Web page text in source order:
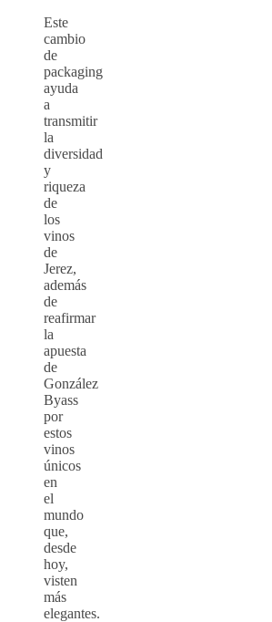
Este
cambio
de
packaging
ayuda
a
transmitir
la
diversidad
y
riqueza
de
los
vinos
de
Jerez,
además
de
reafirmar
la
apuesta
de
González
Byass
por
estos
vinos
únicos
en
el
mundo
que,
desde
hoy,
visten
más
elegantes.